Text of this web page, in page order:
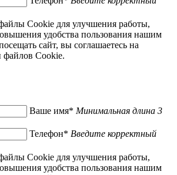
Cookie для улучшения работы,
удобства пользования нашим
сайт, вы соглашаетесь на
файлов Cookie.
Ваше имя* Минимальная длина 3
Телефон* Введите корректный
Cookie для улучшения работы,
удобства пользования нашим